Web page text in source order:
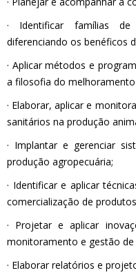
· Identificar famílias de
diferenciando os benéficos
· Aplicar métodos e
a filosofia do
· Elaborar, aplicar e
sanitários na produção
· Implantar e gerenciar
produção agropecuária;
· Identificar e aplicar
comercialização de
· Projetar e aplicar
monitoramento e gestão
· Elaborar relatórios e